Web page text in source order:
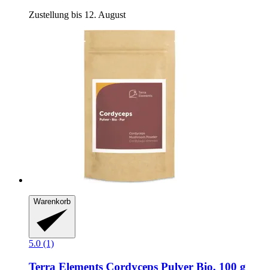
Zustellung bis 12. August
Warenkorb
5.0 (1)
Terra Elements Cordyceps Pulver Bio, 100 g